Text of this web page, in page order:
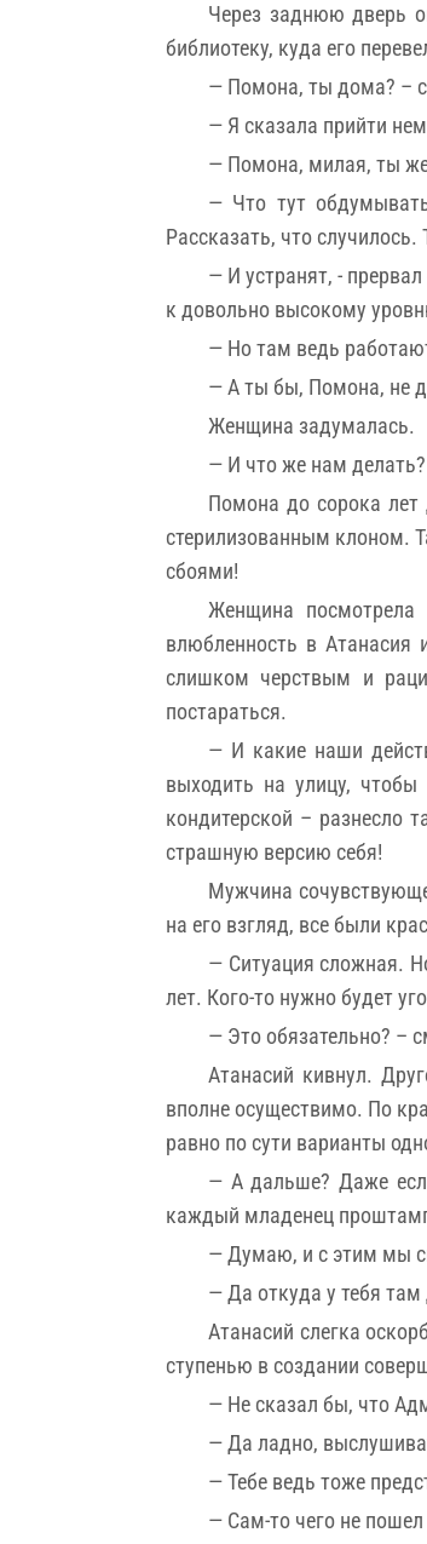
Через заднюю дверь
библиотеку, куда его
— Помона, ты дома? –
— Я сказала прийти
— Помона, милая, ты
— Что тут
Рассказать, что
— И устранят, -
к довольно высокому
— Но там ведь
— А ты бы, Помона, не
Женщина задумалась.
— И что же нам делать?
Помона до сорока лет
стерилизованным клоном.
сбоями!
Женщина
влюбленность в
слишком черствым и
постараться.
— И какие наши
выходить на улицу,
кондитерской – разнесло
страшную версию себя!
Мужчина
на его взгляд, все были
— Ситуация сложная.
лет. Кого-то нужно будет
— Это обязательно? –
Атанасий кивнул.
вполне осуществимо. По
равно по сути варианты
— А дальше? Даже
каждый младенец
— Думаю, и с этим мы
— Да откуда у тебя там
Атанасий слегка
ступенью в создании
— Не сказал бы, что
— Да ладно,
— Тебе ведь тоже
— Сам-то чего не